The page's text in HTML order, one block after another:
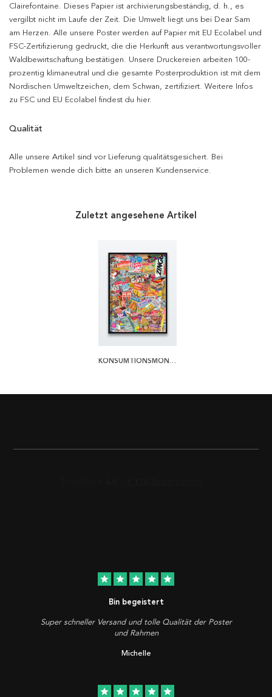
Clairefontaine. Dieses Papier ist archivierungsbeständig, d. h., es
vergilbt nicht im Laufe der Zeit. Die Umwelt liegt uns bei Dear Sam
am Herzen. Alle unsere Poster werden auf Papier mit EU Ecolabel und
FSC-Zertifizierung gedruckt, die die Herkunft aus verantwortungsvoller
Waldbewirtschaftung bestätigen. Unsere Druckereien arbeiten 100-
prozentig klimaneutral und die gesamte Posterproduktion ist mit dem
Nordischen Umweltzeichen, dem Schwan, zertifiziert. Weitere Infos
zu FSC und EU Ecolabel findest du hier.
Qualität
Alle unsere Artikel sind vor Lieferung qualitätsgesichert. Bei
Problemen wende dich bitte an unseren Kundenservice.
Zuletzt angesehene Artikel
KONSUMTIONSMÖNSTER POSTER
star star star star star
Bin begeistert
Super schneller Versand und tolle Qualität der Poster
und Rahmen
Michelle
star star star star star